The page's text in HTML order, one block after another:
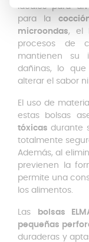
ideales para
para la
microondas, el
procesos de
mantienen su
dañinas, lo
alterar el sabor
El uso de
estas bolsas
tóxicas durante
totalmente
Además, al
previenen la
permite una
los alimentos.
Las bolsas
pequeñas
duraderas y